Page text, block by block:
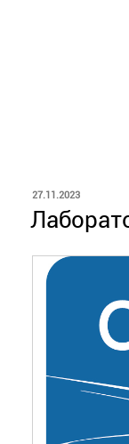
ОПУБЛИКОВАНО
27.11.2023